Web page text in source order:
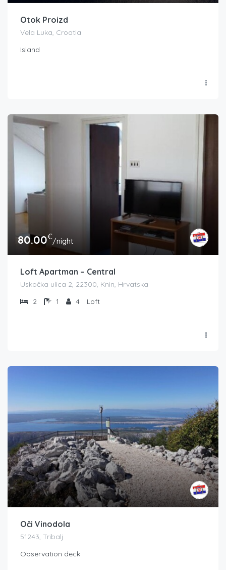
Otok Proizd
Vela Luka, Croatia
Island
80.00€/night
Loft Apartman – Central
Uskočka ulica 2, 22300, Knin, Hrvatska
2
1 4 Loft
Oči Vinodola
51243, Tribalj
Observation deck